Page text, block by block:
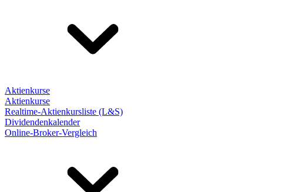
Aktienkurse
Aktienkurse
Realtime-Aktienkursliste (L&S)
Dividendenkalender
Online-Broker-Vergleich